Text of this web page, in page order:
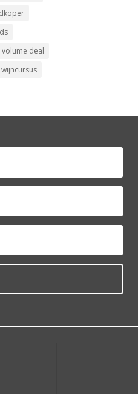
volume deal
wijncursus